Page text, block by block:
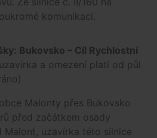
komunikaci.
Bukovsko – Cíl Rychlostní
a omezení platí od půl
Malonty přes Bukovsko
před začátkem osady
Malont, uzavírka této silnice